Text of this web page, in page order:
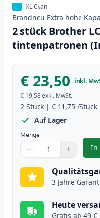
XL Cyan
Brandneu Extra hohe
2 stück Brother
tintenpatronen
€ 23,50 inkl.
€ 19,58exkl. MwSt.
2 Stück | € 11,75 /Stück
Auf Lager
Menge
Verwenden Sie die
− +
1
In
3 Jahre
Heute
Gratis ab 49 €